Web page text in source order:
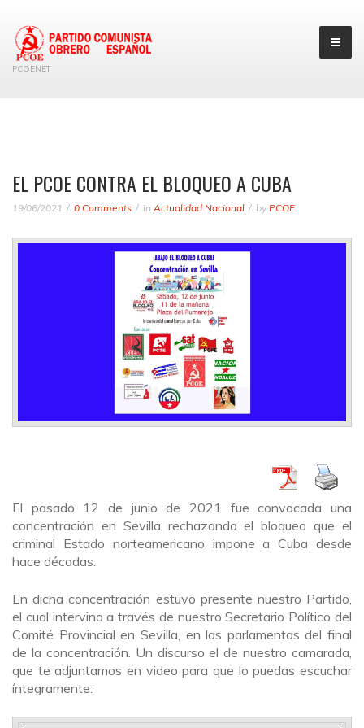
PCOENET
EL PCOE CONTRA EL BLOQUEO A CUBA
19/06/2021 0 Comments in Actualidad Nacional by PCOE
El pasado 12 de junio de 2021 fue convocada una
concentración en Sevilla rechazando el bloqueo que el
criminal Estado norteamericano impone a Cuba desde
hace décadas.
En dicha concentración estuvo presente nuestro Partido,
el cual intervino a través de nuestro Secretario Político del
Comité Provincial en Sevilla, en los parlamentos del final
de la concentración. Un discurso el de nuestro camarada,
que te adjuntamos en video para que lo puedas escuchar
íntegramente: